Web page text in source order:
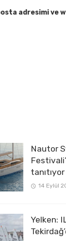
adresimi ve
Nautor
tanıtıyor
14 Eylül
Yelken: